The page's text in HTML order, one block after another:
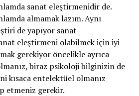
sanat eleştirmenidir de.
almamak lazım. Aynı
de yapıyor sanat
eleştirmeni olabilmek için iyi
gerekiyor öncelikle ayrıca
biraz psikoloji bilginizin de
kısaca entelektüel olmanız
etmeniz gerekir.